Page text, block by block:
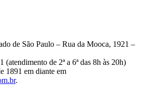
de São Paulo – Rua da Mooca, 1921 –
de 2ª a 6ª das 8h às 20h)
1891 em diante em
.